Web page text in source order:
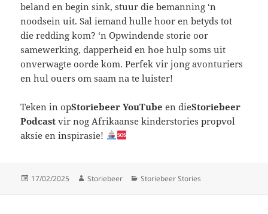
beland en begin sink, stuur die bemanning ‘n
noodsein uit. Sal iemand hulle hoor en betyds tot
die redding kom? ‘n Opwindende storie oor
samewerking, dapperheid en hoe hulp soms uit
onverwagte oorde kom. Perfek vir jong avonturiers
en hul ouers om saam na te luister!
Teken in opStoriebeer YouTube en dieStoriebeer
Podcast vir nog Afrikaanse kinderstories propvol
aksie en inspirasie!
Posted
17/02/2025 Author
Storiebeer Categories
Storiebeer Stories